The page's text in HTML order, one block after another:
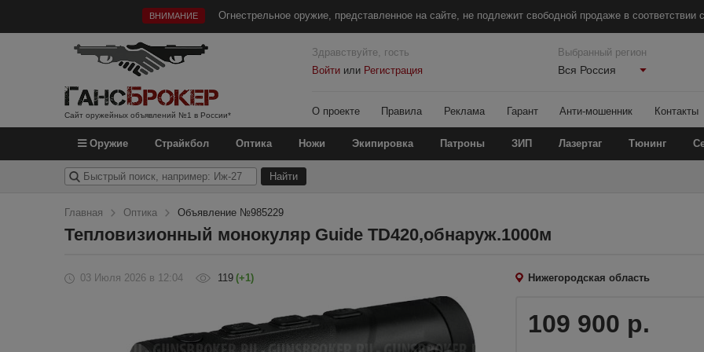
ВНИМАНИЕ Огнестрельное оружие, представленное на сайте, не подлежит свободной продаже в
Сайт оружейных объявлений №1 в России*
Здравствуйте, гость
Войтиили Регистрация
Выбранный регион
Вся Россия
О проекте Правила Реклама Гарант Анти-мошенник Контакты
Оружие Страйкбол Оптика Ножи Экипировка Патроны ЗИП Лазертаг Тюнинг
Главная Оптика Объявление №985229
Тепловизионный монокуляр Guide TD420,обнаруж.1000м
03 Июля 2026 в 12:04 119 (+1) Нижегородская область
109 900 р.